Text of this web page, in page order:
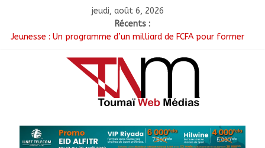
jeudi, août 6, 2026
Récents :
Jeunesse : Un programme d’un milliard de FCFA pour former
Coopération aérienne : Air France salue les progrès du Tchad
en matière de sûreté
Nigeria : 308 otages libérés lors d’une vaste opération de
coopération
RGPH-3 : Les communautés nomades de Ferrick Kodjoguila se